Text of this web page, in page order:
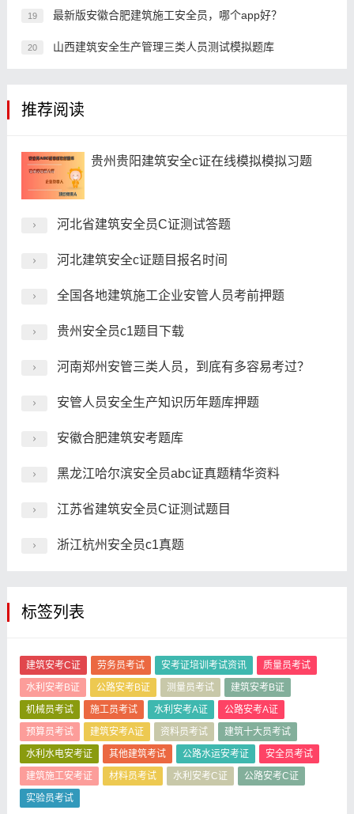
19 最新版安徽合肥建筑施工安全员，哪个app好？
20 山西建筑安全生产管理三类人员测试模拟题库
推荐阅读
贵州贵阳建筑安全c证在线模拟模拟习题
河北省建筑安全员C证测试答题
河北建筑安全c证题目报名时间
全国各地建筑施工企业安管人员考前押题
贵州安全员c1题目下载
河南郑州安管三类人员，到底有多容易考过？
安管人员安全生产知识历年题库押题
安徽合肥建筑安考题库
黑龙江哈尔滨安全员abc证真题精华资料
江苏省建筑安全员C证测试题目
浙江杭州安全员c1真题
标签列表
建筑安考C证 劳务员考试 安考证培训考试资讯
质量员考试
水利安考B证
公路安考B证 测量员考试
建筑安考B证
机械员考试
施工员考试 水利安考A证
公路安考A证
预算员考试
建筑安考A证 资料员考试
建筑十大员考试
水利水电安考证
其他建筑考试 公路水运安考证
安全员考试
建筑施工安考证
材料员考试 水利安考C证
公路安考C证
实验员考试